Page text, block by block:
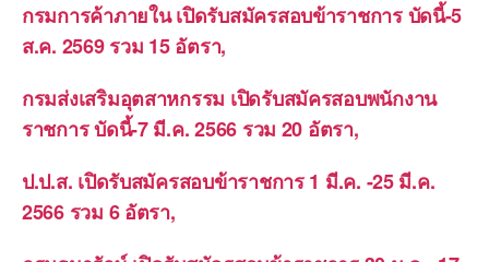
กรมการค้าภายใน เปิดรับสมัครสอบข้าราชการ บัดนี้-5
ส.ค. 2569 รวม 15 อัตรา,
กรมส่งเสริมอุตสาหกรรม เปิดรับสมัครสอบพนักงาน
ราชการ บัดนี้-7 มี.ค. 2566 รวม 20 อัตรา,
ป.ป.ส. เปิดรับสมัครสอบข้าราชการ 1 มี.ค. -25 มี.ค.
2566 รวม 6 อัตรา,